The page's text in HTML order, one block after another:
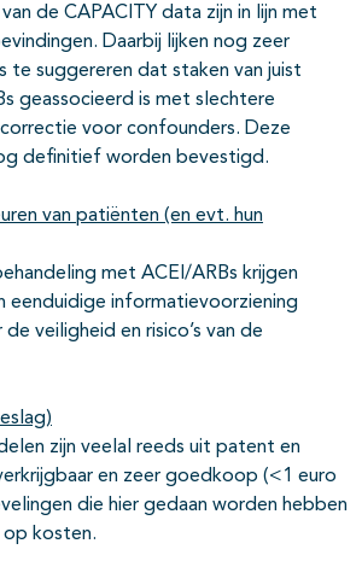
de CAPACITY data zijn in lijn met
Daarbij lijken nog zeer
te suggereren dat staken van juist
geassocieerd is met slechtere
voor confounders. Deze
definitief worden bevestigd.
van patiënten (en evt. hun
met ACEI/ARBs krijgen
eenduidige informatievoorziening
veiligheid en risico’s van de
zijn veelal reeds uit patent en
en zeer goedkoop (<1 euro
die hier gedaan worden hebben
kosten.